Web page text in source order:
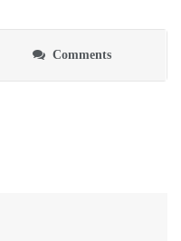
Comments